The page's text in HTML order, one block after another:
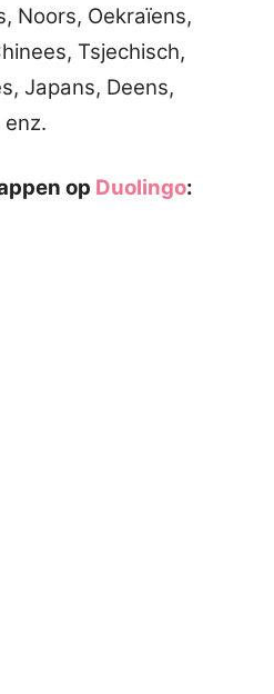
Noors, Oekraïens,
Tsjechisch,
Japans, Deens,
op Duolingo: